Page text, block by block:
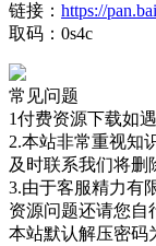
链接： https://
取码：0s4c
常见问题
1付费资源下载如
2.本站非常重视知
及时联系我们将删
3.由于客服精力有
资源问题还请您自
本站默认解压密码